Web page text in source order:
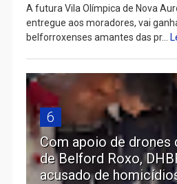
A futura Vila Olímpica de Nova
entregue aos moradores, vai
belforroxenses amantes das pr...
6
Com apoio de drones
de Belford Roxo,
acusado de